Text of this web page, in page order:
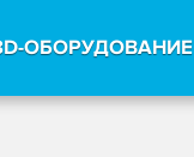
ОБОРУДОВАНИЕ